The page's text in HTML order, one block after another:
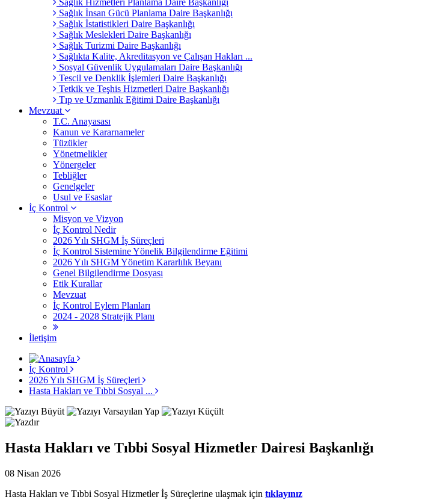
Sağlık Hizmetleri Planlama Daire Başkanlığı
Sağlık İnsan Gücü Planlama Daire Başkanlığı
Sağlık İstatistikleri Daire Başkanlığı
Sağlık Meslekleri Daire Başkanlığı
Sağlık Turizmi Daire Başkanlığı
Sağlıkta Kalite, Akreditasyon ve Çalışan Hakları ...
Sosyal Güvenlik Uygulamaları Daire Başkanlığı
Tescil ve Denklik İşlemleri Daire Başkanlığı
Tetkik ve Teşhis Hizmetleri Daire Başkanlığı
Tıp ve Uzmanlık Eğitimi Daire Başkanlığı
Mevzuat
T.C. Anayasası
Kanun ve Kararnameler
Tüzükler
Yönetmelikler
Yönergeler
Tebliğler
Genelgeler
Usul ve Esaslar
İç Kontrol
Misyon ve Vizyon
İç Kontrol Nedir
2026 Yılı SHGM İş Süreçleri
İç Kontrol Sistemine Yönelik Bilgilendirme Eğitimi
2026 Yılı SHGM Yönetim Kararlılık Beyanı
Genel Bilgilendirme Dosyası
Etik Kurallar
Mevzuat
İç Kontrol Eylem Planları
2024 - 2028 Stratejik Planı
İletişim
İç Kontrol
2026 Yılı SHGM İş Süreçleri
Hasta Hakları ve Tıbbi Sosyal ...
Hasta Hakları ve Tıbbi Sosyal Hizmetler Dairesi Başkanlığı
08 Nisan 2026
Hasta Hakları ve Tıbbi Sosyal Hizmetler İş Süreçlerine ulaşmak için tıklayınız